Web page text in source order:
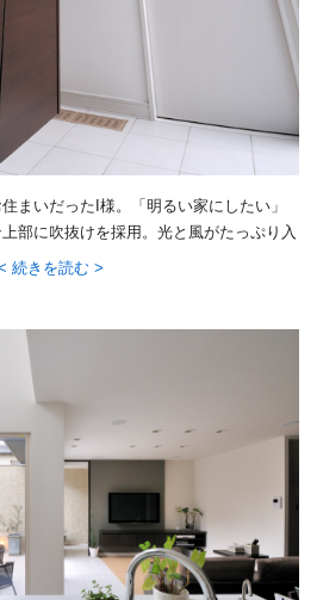
まいだったI様。「明るい家にしたい」
部に吹抜けを採用。光と風がたっぷり入
ました。
続きを読む